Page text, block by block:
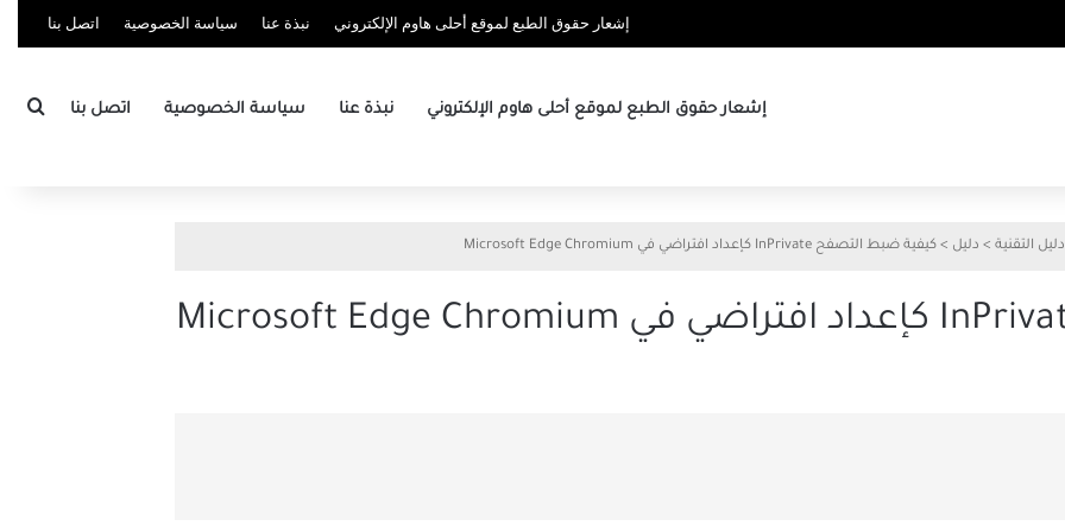
إشعار حقوق الطبع لموقع أحلى هاوم الإلكتروني نبذة عنا سياسة الخصوصية اتصل بنا
إشعار حقوق الطبع لموقع أحلى هاوم الإلكتروني نبذة عنا سياسة الخصوصية اتصل بنا
دليل التقنية > دليل > كيفية ضبط التصفح InPrivate كإعداد افتراضي في Microsoft Edge Chromium